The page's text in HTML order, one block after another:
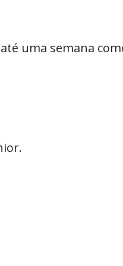
uma semana